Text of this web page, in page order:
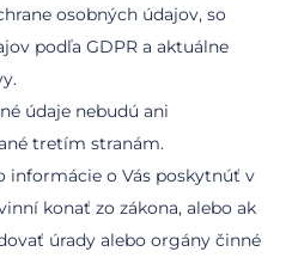
osobných údajov, so
podľa GDPR a aktuálne
údaje nebudú ani
tretím stranám.
informácie o Vás poskytnúť v
konať zo zákona, alebo ak
úrady alebo orgány činné